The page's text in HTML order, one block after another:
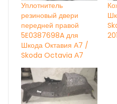
Уплотнитель
резиновый двери
передней правой
5E0387698A для
Шкода Октавия А7 /
Skoda Octavia А7